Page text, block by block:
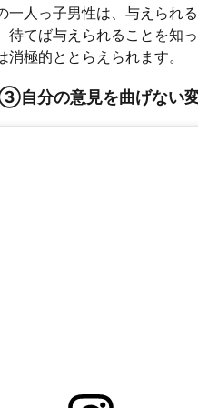
一人っ子男性は、与えられ
待てば与えられることを知
極的ととらえられます。
自分の意見を曲げない